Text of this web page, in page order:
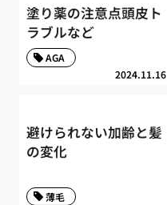
塗り薬の注意点頭皮ト
ラブルなど
2024.11.16
AGA
避けられない加齢と髪
の変化
薄毛